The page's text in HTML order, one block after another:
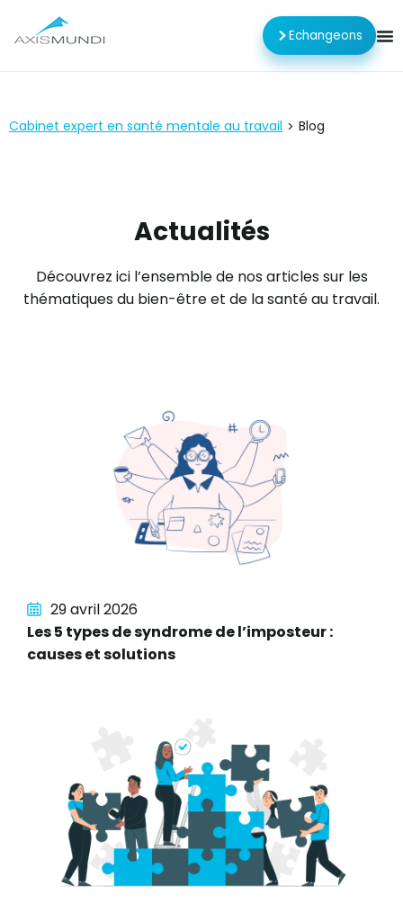
Echangeons
Cabinet expert en santé mentale au travail > Blog
Actualités
Découvrez ici l’ensemble de nos articles sur les
thématiques du bien-être et de la santé au travail.
29 avril 2026
Les 5 types de syndrome de l’imposteur :
causes et solutions